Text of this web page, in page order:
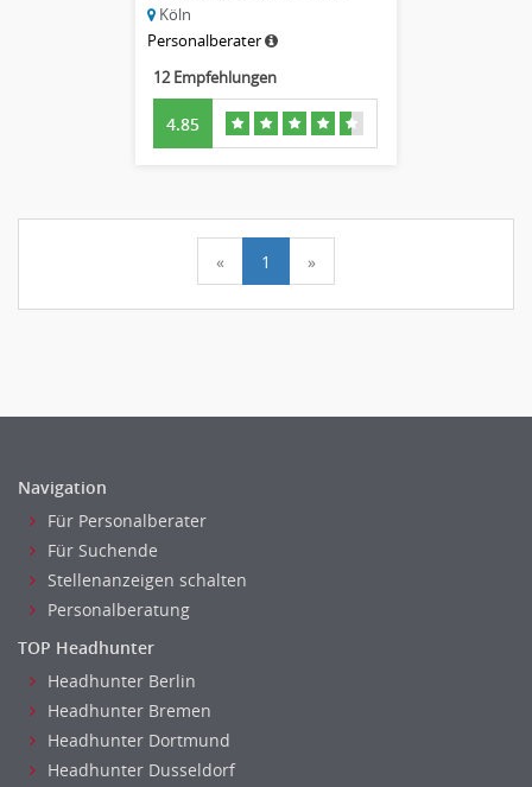
Köln
Personalberater
12 Empfehlungen
4.85
« 1 »
Navigation
Für Personalberater
Für Suchende
Stellenanzeigen schalten
Personalberatung
TOP Headhunter
Headhunter Berlin
Headhunter Bremen
Headhunter Dortmund
Headhunter Dusseldorf